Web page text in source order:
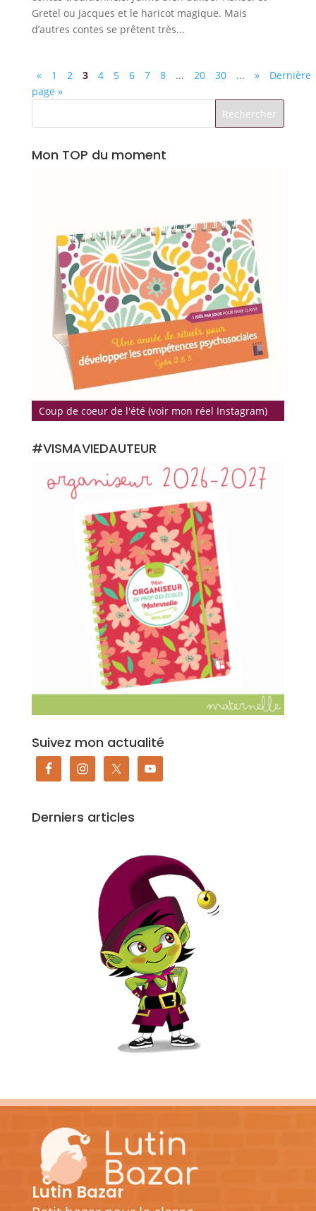
Gretel ou Jacques et le haricot magique. Mais
d’autres contes se prêtent très...
« 1 2 3 4 5 6 7 8 ... 20 30 ... »
Dernière
page »
Mon TOP du moment
Coup de coeur de l'été (voir mon réel Instagram)
#VISMAVIEDAUTEUR
Suivez mon actualité
Derniers articles
Lutin Bazar